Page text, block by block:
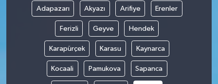
Adapazarı Akyazı Arifiye Erenler
Ferizli Geyve Hendek
Karapürçek Karasu Kaynarca
Kocaali Pamukova Sapanca